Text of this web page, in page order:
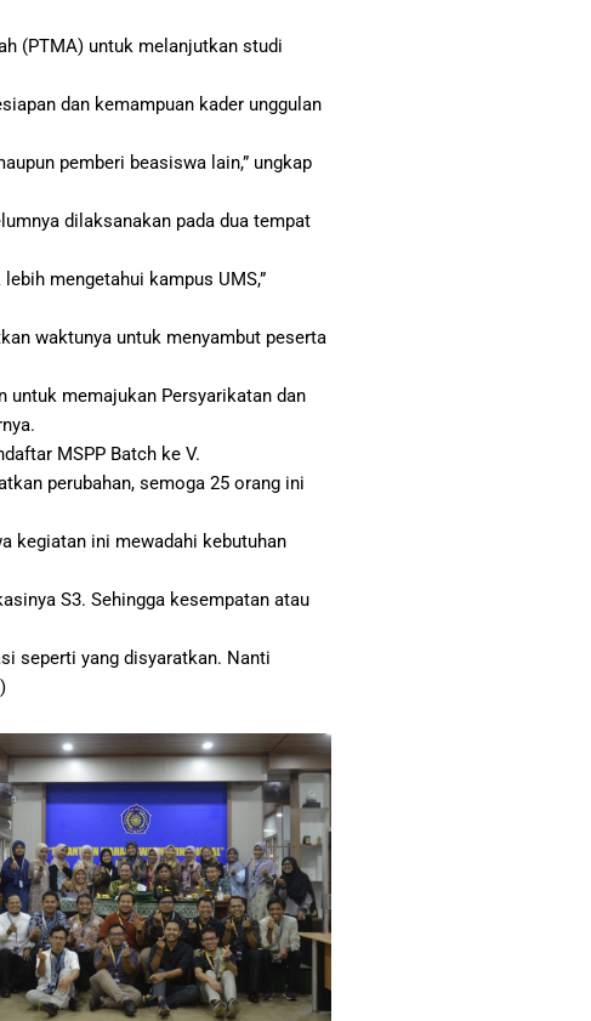
(PTMA) untuk melanjutkan studi
dan kemampuan kader unggulan
pemberi beasiswa lain,” ungkap
dilaksanakan pada dua tempat
mengetahui kampus UMS,”
waktunya untuk menyambut peserta
untuk memajukan Persyarikatan dan
MSPP Batch ke V.
perubahan, semoga 25 orang ini
kegiatan ini mewadahi kebutuhan
S3. Sehingga kesempatan atau
seperti yang disyaratkan. Nanti